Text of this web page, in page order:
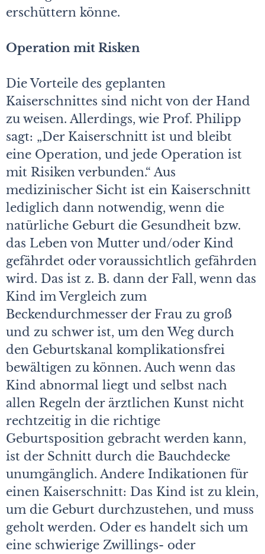
erschüttern könne.
Operation mit Risken
Die Vorteile des geplanten
Kaiserschnittes sind nicht von der Hand
zu weisen. Allerdings, wie Prof. Philipp
sagt: „Der Kaiserschnitt ist und bleibt
eine Operation, und jede Operation ist
mit Risiken verbunden.“ Aus
medizinischer Sicht ist ein Kaiserschnitt
lediglich dann notwendig, wenn die
natürliche Geburt die Gesundheit bzw.
das Leben von Mutter und/oder Kind
gefährdet oder voraussichtlich gefährden
wird. Das ist z. B. dann der Fall, wenn das
Kind im Vergleich zum
Beckendurchmesser der Frau zu groß
und zu schwer ist, um den Weg durch
den Geburtskanal komplikationsfrei
bewältigen zu können. Auch wenn das
Kind abnormal liegt und selbst nach
allen Regeln der ärztlichen Kunst nicht
rechtzeitig in die richtige
Geburtsposition gebracht werden kann,
ist der Schnitt durch die Bauchdecke
unumgänglich. Andere Indikationen für
einen Kaiserschnitt: Das Kind ist zu klein,
um die Geburt durchzustehen, und muss
geholt werden. Oder es handelt sich um
eine schwierige Zwillings- oder